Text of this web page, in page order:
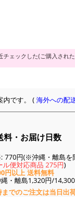
チェックした(ご購入され
内です。 (海外への配
料・お届け日数
770円(※沖縄・離島を
ル便対応商品 275円)
円以上 送料無料
・離島1,320円/
までのご注文は当日出